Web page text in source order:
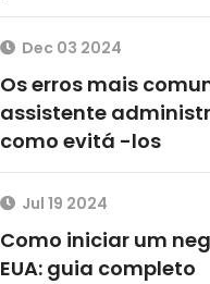
Dec 03 2024
Os erros mais
assistente
como evitá -los
Jul 19 2024
Como iniciar um
EUA: guia completo